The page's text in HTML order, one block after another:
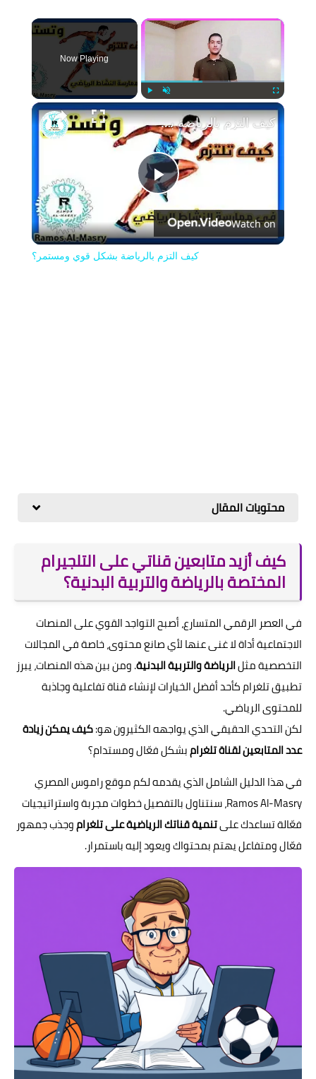
×
Play Unmute Fullscreen
Now Playing
Play
Video
كيف التزم بالرياضة بشكل قوي ومستمر؟
Watch on
كيف التزم بالرياضة بشكل قوي ومستمر؟
محتويات المقال
كيف أزيد متابعين قناتي على التلجيرام
المختصة بالرياضة والتربية البدنية؟
في العصر الرقمي المتسارع، أصبح التواجد القوي على المنصات
الاجتماعية أداة لا غنى عنها لأي صانع محتوى، خاصة في المجالات
التخصصية مثلالرياضة والتربية البدنية. ومن بين هذه المنصات، يبرز
تطبيق تلغرام كأحد أفضل الخيارات لإنشاء قناة تفاعلية وجاذبة
للمحتوى الرياضي.
لكن التحدي الحقيقي الذي يواجهه الكثيرون هو:كيف يمكن زيادة
عدد المتابعين لقناة تلغرامبشكل فعّال ومستدام؟
في هذا الدليل الشامل الذي يقدمه لكم موقع راموس المصري
Ramos Al-Masry، سنتناول بالتفصيل خطوات مجربة واستراتيجيات
فعّالة تساعدك علىتنمية قناتك الرياضية على تلغراموجذب جمهور
فعّال ومتفاعل يهتم بمحتواك ويعود إليه باستمرار.